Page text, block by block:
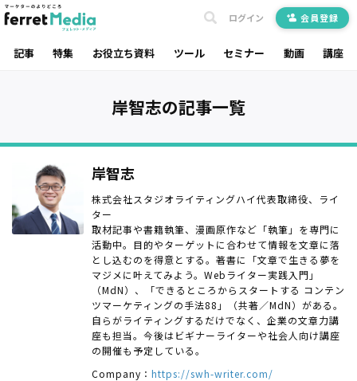
記事 特集 お役立ち資料 ツール セミナー 動画 講座
ログイン 会員登録
岸智志の記事一覧
岸智志
株式会社スタジオライティングハイ代表取締役、ライ
ター
取材記事や書籍執筆、漫画原作など「執筆」を専門に
活動中。目的やターゲットに合わせて情報を文章に落
とし込むのを得意とする。著書に「文章で生きる夢を
マジメに叶えてみよう。Webライター実践入門」
（MdN）、「できるところからスタートする コンテン
ツマーケティングの手法88」（共著／MdN）がある。
自らがライティングするだけでなく、企業の文章力講
座も担当。今後はビギナーライターや社会人向け講座
の開催も予定している。
Company： https://swh-writer.com/